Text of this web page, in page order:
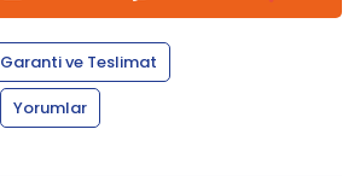
Garanti ve Teslimat
Yorumlar